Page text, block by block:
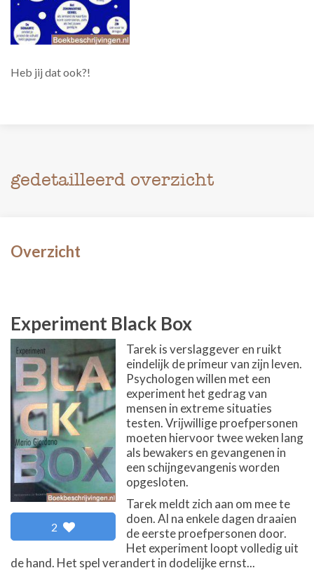
Heb jij dat ook?!
gedetailleerd overzicht
Overzicht
Experiment Black Box
2
Tarek is verslaggever en ruikt
eindelijk de primeur van zijn leven.
Psychologen willen met een
experiment het gedrag van
mensen in extreme situaties
testen. Vrijwillige proefpersonen
moeten hiervoor twee weken lang
als bewakers en gevangenen in
een schijngevangenis worden
opgesloten.
Tarek meldt zich aan om mee te
doen. Al na enkele dagen draaien
de eerste proefpersonen door.
Het experiment loopt volledig uit
de hand. Het spel verandert in dodelijke ernst...